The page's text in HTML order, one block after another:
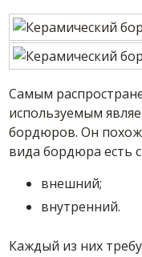
Самым
используемым
бордюров. Он похож
вида бордюра есть
внешний;
внутренний.
Каждый из них